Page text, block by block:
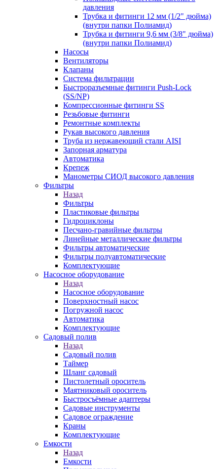
давления
Трубка и фитинги 12 мм (1/2" дюйма)
(внутри папки Полиамид)
Трубка и фитинги 9,6 мм (3/8" дюйма)
(внутри папки Полиамид)
Насосы
Вентиляторы
Клапаны
Система фильтрации
Быстроразъемные фитинги Push-Lock
(SS/NP)
Компрессионные фитинги SS
Резьбовые фитинги
Ремонтные комплекты
Рукав высокого давления
Труба из нержавеющий стали AISI
Запорная арматура
Автоматика
Крепеж
Манометры СИОД высокого давления
Фильтры
Назад
Фильтры
Пластиковые фильтры
Гидроциклоны
Песчано-гравийные фильтры
Линейные металлические фильтры
Фильтры автоматические
Фильтры полуавтоматические
Комплектующие
Насосное оборудование
Назад
Насосное оборудование
Поверхностный насос
Погружной насос
Автоматика
Комплектующие
Садовый полив
Назад
Садовый полив
Таймер
Шланг садовый
Пистолетный ороситель
Маятниковый ороситель
Быстросъёмные адаптеры
Садовые инструменты
Садовое ограждение
Краны
Комплектующие
Емкости
Назад
Емкости